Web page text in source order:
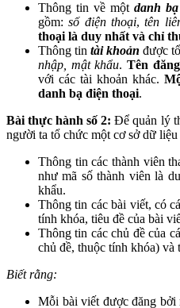
Thông tin về một danh
gồm:số điện thoại,tên
thoại là duy nhất và chỉ
Thông tin tài khoản được
nhập, mật khẩu.Tên
với các tài khoản khác.
danh bạ điện thoại.
Bài thực hành số 2: Để quản lý
người ta tổ chức một cơ sở dữ
Thông tin các thành viên
như mã số thành viên là
khẩu.
Thông tin các bài viết, có
tính khóa, tiêu đề của bài
Thông tin các chủ đề của
chủ đề, thuộc tính khóa) và
Biết rằng:
Mỗi bài viết được đăng bởi